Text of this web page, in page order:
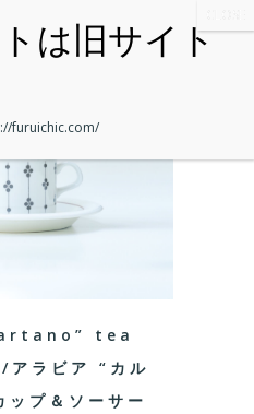
tea
ラビア “カル
ップ＆ソーサー
furuichic.com/